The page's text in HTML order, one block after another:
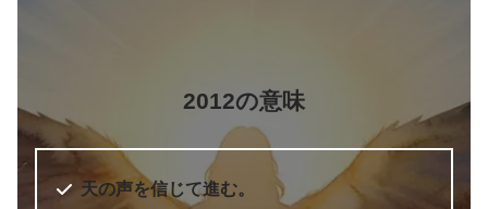
エンジェル・ナンバー 実践編 願い
をかなえ、答えを得る
著者 ドリーン・バーチュー
5桁のエンジェルナンバー
2012の意味
天の声を信じて進む。